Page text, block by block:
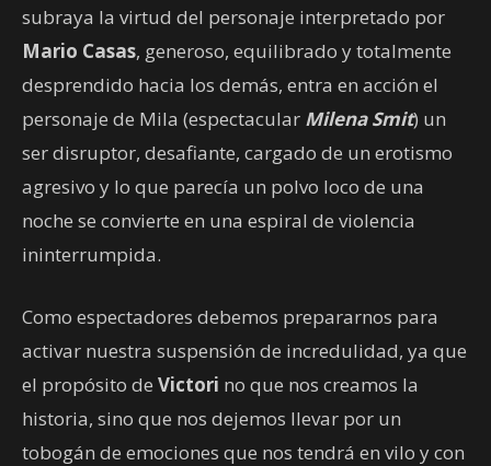
subraya la virtud del personaje interpretado por
Mario Casas, generoso, equilibrado y totalmente
desprendido hacia los demás, entra en acción el
personaje de Mila (espectacular Milena Smit) un
ser disruptor, desafiante, cargado de un erotismo
agresivo y lo que parecía un polvo loco de una
noche se convierte en una espiral de violencia
ininterrumpida.
Como espectadores debemos prepararnos para
activar nuestra suspensión de incredulidad, ya que
el propósito de Victori no que nos creamos la
historia, sino que nos dejemos llevar por un
tobogán de emociones que nos tendrá en vilo y con